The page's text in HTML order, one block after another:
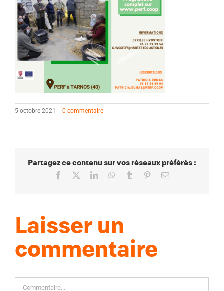
5 octobre 2021 0 commentaire
Partagez ce contenu sur vos réseaux préférés :
Facebook LinkedInWhatsApp
Tumblr PinterestEmail
Laisser un
commentaire
Commentaire